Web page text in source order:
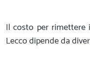
Il costo per rimettere
Lecco dipende da